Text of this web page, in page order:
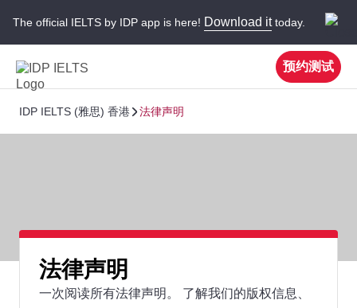
The official IELTS by IDP app is here! Download ittoday.
预约测试
IDP IELTS (雅思) 香港 法律声明
法律声明
一次阅读所有法律声明。 了解我们的版权信息、